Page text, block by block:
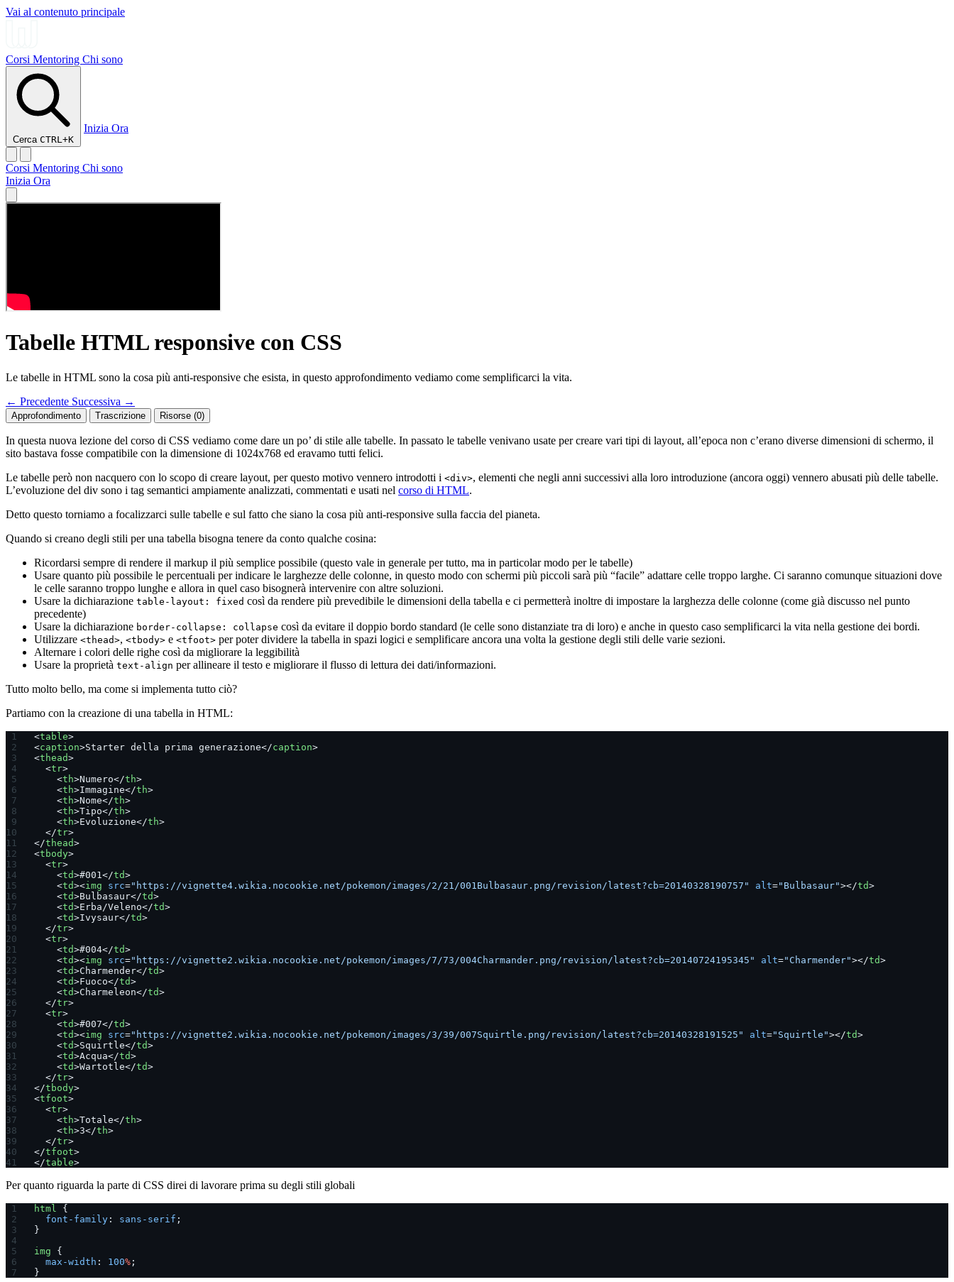
Vai al contenuto principale
Corsi Mentoring Chi sono
Cerca CTRL+K
Inizia Ora
Corsi Mentoring Chi sono
Inizia Ora
Tabelle HTML responsive con CSS
Le tabelle in HTML sono la cosa più anti-responsive che esista, in questo approfondimento vediamo come semplificarci la vita.
← Precedente Successiva →
Approfondimento Trascrizione Risorse (0)
In questa nuova lezione del corso di CSS vediamo come dare un po’ di stile alle tabelle. In passato le tabelle venivano usate per creare vari tipi di layout, all’epoca non c’erano diverse dimensioni di schermo, il
sito bastava fosse compatibile con la dimensione di 1024x768 ed eravamo tutti felici.
Le tabelle però non nacquero con lo scopo di creare layout, per questo motivo vennero introdotti i <div>, elementi che negli anni successivi alla loro introduzione (ancora oggi) vennero abusati più delle tabelle.
L’evoluzione del div sono i tag semantici ampiamente analizzati, commentati e usati nel corso di HTML.
Detto questo torniamo a focalizzarci sulle tabelle e sul fatto che siano la cosa più anti-responsive sulla faccia del pianeta.
Quando si creano degli stili per una tabella bisogna tenere da conto qualche cosina:
Ricordarsi sempre di rendere il markup il più semplice possibile (questo vale in generale per tutto, ma in particolar modo per le tabelle)
Usare quanto più possibile le percentuali per indicare le larghezze delle colonne, in questo modo con schermi più piccoli sarà più “facile” adattare celle troppo larghe. Ci saranno comunque situazioni dove
le celle saranno troppo lunghe e allora in quel caso bisognerà intervenire con altre soluzioni.
Usare la dichiarazione table-layout: fixed così da rendere più prevedibile le dimensioni della tabella e ci permetterà inoltre di impostare la larghezza delle colonne (come già discusso nel punto
precedente)
Usare la dichiarazione border-collapse: collapse così da evitare il doppio bordo standard (le celle sono distanziate tra di loro) e anche in questo caso semplificarci la vita nella gestione dei bordi.
Utilizzare <thead>, <tbody> e <tfoot> per poter dividere la tabella in spazi logici e semplificare ancora una volta la gestione degli stili delle varie sezioni.
Alternare i colori delle righe così da migliorare la leggibilità
Usare la proprietà text-align per allineare il testo e migliorare il flusso di lettura dei dati/informazioni.
Tutto molto bello, ma come si implementa tutto ciò?
Partiamo con la creazione di una tabella in HTML:
<table>
<caption>Starter della prima generazione</caption>
<thead>
  <
tr>
    <
th>Numero</th>
    <
th>Immagine</th>
    <
th>Nome</th>
    <
th>Tipo</th>
    <
th>Evoluzione</th>
  </
tr>
</thead>
<tbody>
  <
tr>
    <
td>#001</td>
    <
td><img src="https://vignette4.wikia.nocookie.net/pokemon/images/2/21/001Bulbasaur.png/revision/latest?cb=20140328190757" alt="Bulbasaur"></td>
    <
td>Bulbasaur</td>
    <
td>Erba/Veleno</td>
    <
td>Ivysaur</td>
  </
tr>
  <
tr>
    <
td>#004</td>
    <
td><img src="https://vignette2.wikia.nocookie.net/pokemon/images/7/73/004Charmander.png/revision/latest?cb=20140724195345" alt="Charmender"></td>
    <
td>Charmender</td>
    <
td>Fuoco</td>
    <
td>Charmeleon</td>
  </
tr>
  <
tr>
    <
td>#007</td>
    <
td><img src="https://vignette2.wikia.nocookie.net/pokemon/images/3/39/007Squirtle.png/revision/latest?cb=20140328191525" alt="Squirtle"></td>
    <
td>Squirtle</td>
    <
td>Acqua</td>
    <
td>Wartotle</td>
  </
tr>
</tbody>
<tfoot>
  <
tr>
    <
th>Totale</th>
    <
th>3</th>
  </
tr>
</tfoot>
</table>
Per quanto riguarda la parte di CSS direi di lavorare prima su degli stili globali
html
{
  font-family
: sans-serif ;
}
img {
  max-width
: 100% ;
}